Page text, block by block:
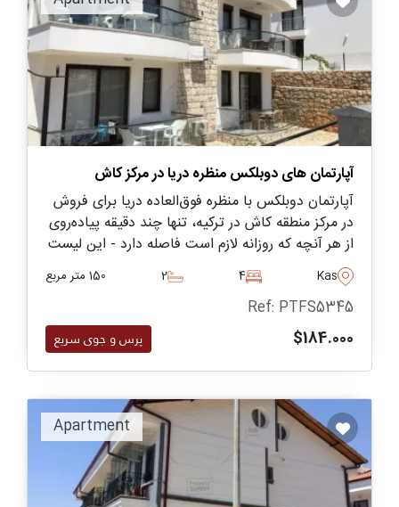
آپارتمان های دوبلکس منظره دریا در مرکز کاش
آپارتمان دوبلکس با منظره فوق‌العاده دریا برای فروش
در مرکز منطقه کاش در ترکیه، تنها چند دقیقه پیاده‌روی
از هر آنچه که روزانه لازم است فاصله دارد - این لیست
امکان خرید به صورت کاملاً مبله را نیز دارد.
Kas
4
2 150 متر مربع
Ref: PTFS5345
$184.000 پرس و جوی سریع
Apartment